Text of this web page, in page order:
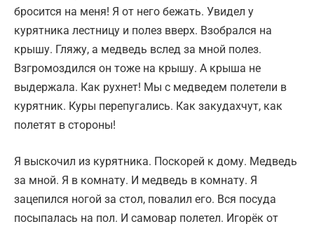
бросится на меня! Я от него бежать. Увидел у
курятника лестницу и полез вверх. Взобрался на
крышу. Гляжу, а медведь вслед за мной полез.
Взгромоздился он тоже на крышу. А крыша не
выдержала. Как рухнет! Мы с медведем полетели в
курятник. Куры перепугались. Как закудахчут, как
полетят в стороны!
Я выскочил из курятника. Поскорей к дому. Медведь
за мной. Я в комнату. И медведь в комнату. Я
зацепился ногой за стол, повалил его. Вся посуда
посыпалась на пол. И самовар полетел. Игорёк от